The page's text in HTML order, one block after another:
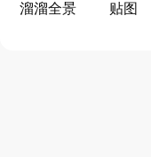
溜溜全景 贴图